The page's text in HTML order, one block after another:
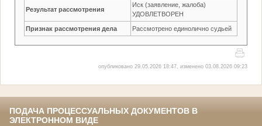
Результат рассмотрения
Иск (заявление, жалоба)
УДОВЛЕТВОРЕН
Признак рассмотрения дела Рассмотрено единолично судьей
опубликовано 29.05.2026 18:47, изменено 03.08.2026 09:23
ПОДАЧА ПРОЦЕССУАЛЬНЫХ ДОКУМЕНТОВ В
ЭЛЕКТРОННОМ ВИДЕ